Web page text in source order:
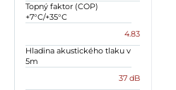
Topný faktor (COP)
+7°C/+35°C
4.83
Hladina akustického tlaku v
5m
37 dB